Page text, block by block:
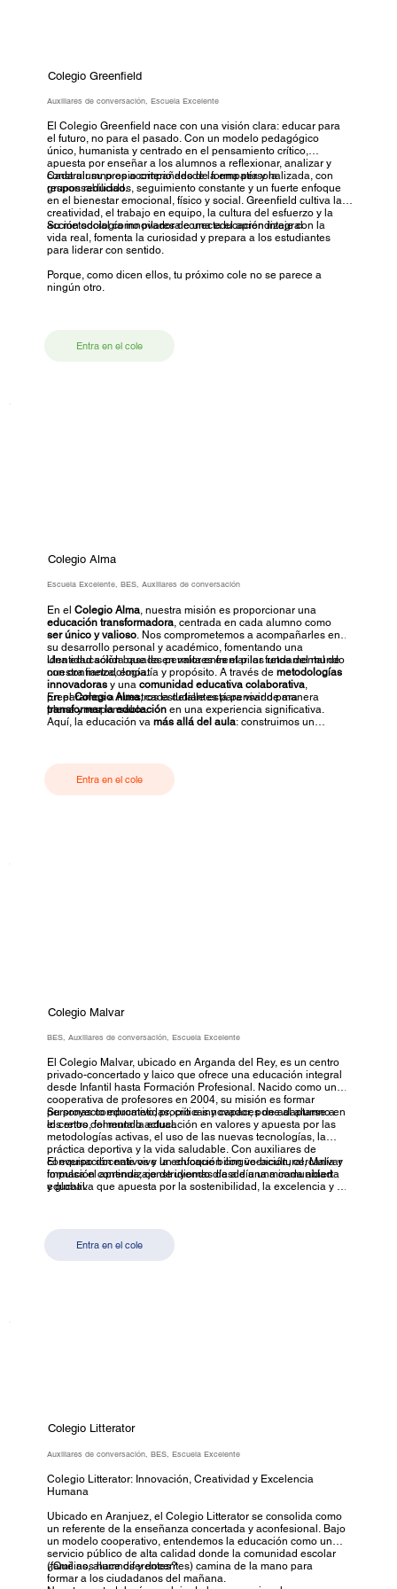
Colegio Greenfield
Auxiliares de conversación, Escuela Excelente
El Colegio Greenfield nace con una visión clara: educar para
el futuro, no para el pasado. Con un modelo pedagógico
único, humanista y centrado en el pensamiento crítico,
apuesta por enseñar a los alumnos a reflexionar, analizar y
construir su propio criterio desde la empatía y la
responsabilidad.
Cada alumno es acompañado de forma personalizada, con
grupos reducidos, seguimiento constante y un fuerte enfoque
en el bienestar emocional, físico y social. Greenfield cultiva la
creatividad, el trabajo en equipo, la cultura del esfuerzo y la
acción social como pilares de una educación integral.
Su metodología innovadora conecta el aprendizaje con la
vida real, fomenta la curiosidad y prepara a los estudiantes
para liderar con sentido.
Porque, como dicen ellos, tu próximo cole no se parece a
ningún otro.
Entra en el cole
Colegio Alma
Escuela Excelente, BES, Auxiliares de conversación
En el Colegio Alma, nuestra misión es proporcionar una
educación transformadora, centrada en cada alumno como
ser único y valioso. Nos comprometemos a acompañarles en
su desarrollo personal y académico, fomentando una
identidad sólida que les permita enfrentar los retos del mundo
con confianza, empatía y propósito. A través de metodologías
innovadorasy una comunidad educativa colaborativa,
preparamos a nuestros estudiantes para vivir de manera
plena y responsable.
Una educación basada en valores es el pilar fundamental de
nuestra metodología.
En elColegio Alma, cada detalle está pensado para
transformar la educaciónen una experiencia significativa.
Aquí, la educación va más allá del aula: construimos un
Entra en el cole
Colegio Malvar
BES, Auxiliares de conversación, Escuela Excelente
El Colegio Malvar, ubicado en Arganda del Rey, es un centro
privado-concertado y laico que ofrece una educación integral
desde Infantil hasta Formación Profesional. Nacido como una
cooperativa de profesores en 2004, su misión es formar
personas comprometidas, críticas y capaces de adaptarse a
los retos del mundo actual.
Su proyecto educativo, propio e innovador, pone al alumno en
el centro, fomenta la educación en valores y apuesta por las
metodologías activas, el uso de las nuevas tecnologías, la
práctica deportiva y la vida saludable. Con auxiliares de
conversación nativos y un enfoque bilingüe-bicultural, Malvar
impulsa el aprendizaje de idiomas desde una mirada abierta
y global.
El equipo docente vive la educación con vocación, cercanía y
formación continua, construyendo día a día una comunidad
educativa que apuesta por la sostenibilidad, la excelencia y el
Entra en el cole
Colegio Litterator
Auxiliares de conversación, BES, Escuela Excelente
Colegio Litterator: Innovación, Creatividad y Excelencia
Humana
Ubicado en Aranjuez, el Colegio Litterator se consolida como
un referente de la enseñanza concertada y aconfesional. Bajo
un modelo cooperativo, entendemos la educación como un
servicio público de alta calidad donde la comunidad escolar
(familias, alumnos y docentes) camina de la mano para
formar a los ciudadanos del mañana.
¿Qué nos hace diferentes?